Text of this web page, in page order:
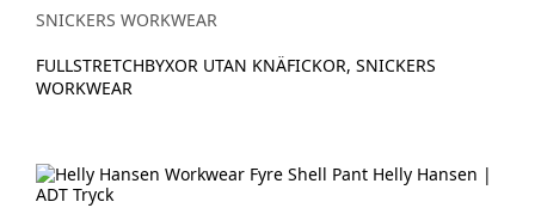
SNICKERS WORKWEAR
FULLSTRETCHBYXOR UTAN KNÄFICKOR, SNICKERS
WORKWEAR